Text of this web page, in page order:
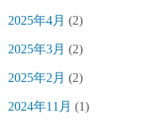
2025年4月 (2)
2025年3月 (2)
2025年2月 (2)
2024年11月 (1)